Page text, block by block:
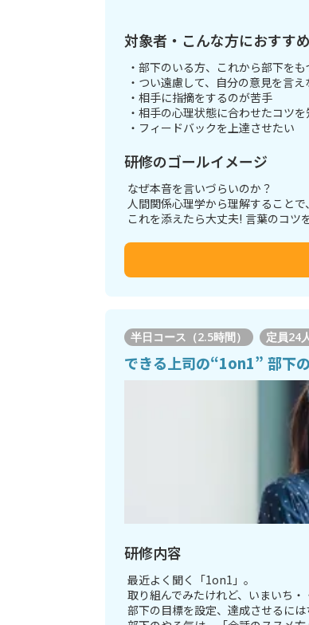
対象者・こんな方におすすめ
・部下のいる方、これから部下を
・つい遠慮して、自分の意見を言
・相手に指摘をするのが苦手
・相手の心理状態に合わせたコツ
・フィードバックを上達させたい
研修のゴールイメージ
なぜ本音を言いづらいのか？
人間関係心理学から理解することで
これを添えたら大丈夫! 言葉のコツ
半日コース（2.5時間） 定員24
できる上司の“1on1” 部下
研修内容
最近よく聞く「1on1」。
取り組んでみたけれど、いまいち・
部下の目標を設定、達成させるには